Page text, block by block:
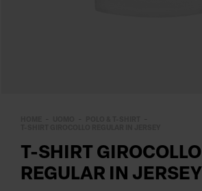
T-SHIRT GIROCOLLO
REGULAR IN JERSEY